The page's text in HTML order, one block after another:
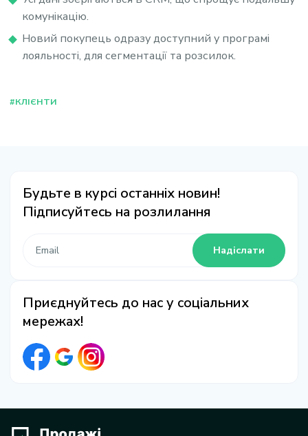
комунікацію.
Новий покупець одразу доступний у програмі
лояльності, для сегментації та розсилок.
#КЛІЄНТИ
Будьте в курсі останніх новин!
Підписуйтесь на розлилання
Надіслати
Приєднуйтесь до нас у соціальних
мережах!